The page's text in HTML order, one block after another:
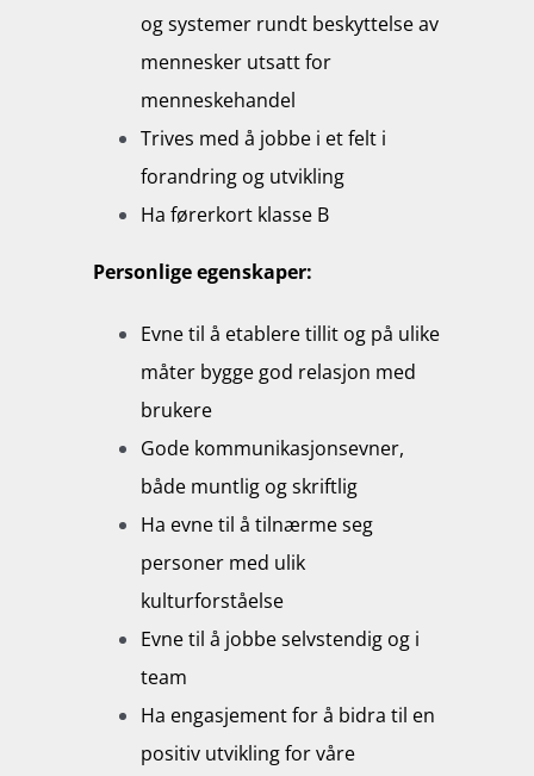
og systemer rundt beskyttelse av
mennesker utsatt for
menneskehandel
Trives med å jobbe i et felt i
forandring og utvikling
Ha førerkort klasse B
Personlige egenskaper:
Evne til å etablere tillit og på ulike
måter bygge god relasjon med
brukere
Gode kommunikasjonsevner,
både muntlig og skriftlig
Ha evne til å tilnærme seg
personer med ulik
kulturforståelse
Evne til å jobbe selvstendig og i
team
Ha engasjement for å bidra til en
positiv utvikling for våre